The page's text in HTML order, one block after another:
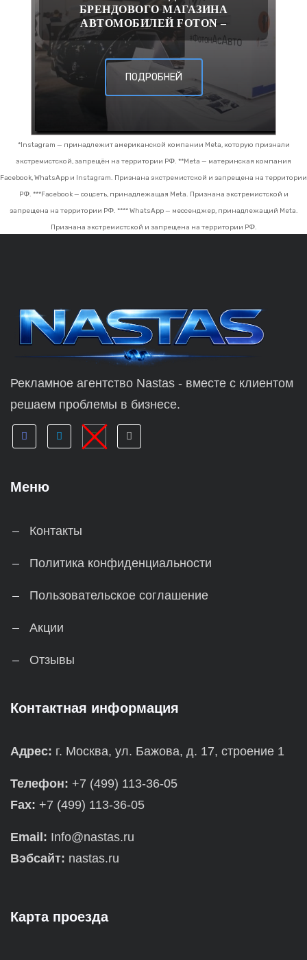
БРЕНДОВОГО МАГАЗИНА
АВТОМОБИЛЕЙ FOTON –
ПОДРОБНЕЙ
*Instagram — принадлежит американской компании Meta, которую признали
экстремистской, запрещён на территории РФ. **Meta — материнская компания
Facebook, WhatsApp и Instagram. Признана экстремистской и запрещена на территории
РФ. ***Facebook — соцсеть, принадлежащая Meta. Признана экстремистской и
запрещена на территории РФ. **** WhatsApp — мессенджер, принадлежащий Meta.
Признана экстремистской и запрещена на территории РФ.
Рекламное агентство Nastas - вместе с клиентом
решаем проблемы в бизнесе.
Меню
Контакты
Политика конфиденциальности
Пользовательское соглашение
Акции
Отзывы
Контактная информация
Адрес: г. Москва, ул. Бажова, д. 17, строение 1
Телефон: +7 (499) 113-36-05
Fax: +7 (499) 113-36-05
Email: Info@nastas.ru
Вэбсайт: nastas.ru
Карта проезда